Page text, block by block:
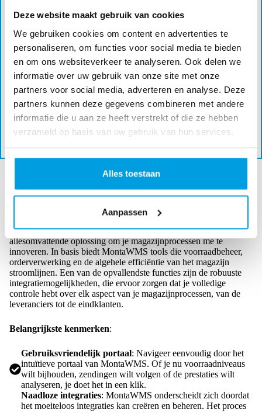
Deze website maakt gebruik van cookies
We gebruiken cookies om content en advertenties te
personaliseren, om functies voor social media te bieden
en om ons websiteverkeer te analyseren. Ook delen we
informatie over uw gebruik van onze site met onze
partners voor social media, adverteren en analyse. Deze
partners kunnen deze gegevens combineren met andere
informatie die u aan ze heeft verstrekt of die ze hebben
verzameld op basis van uw gebruik van hun services.
Alles toestaan
Aanpassen
Monta magazijnen
Ervaar MontaWMS – Begin nu met het optimaliseren
van je magazijn
Magazijnbeheersysteem: MontaWMS automatiseert je werk
MontaWMS is niet zomaar een magazijnbeheersysteem; het is een
allesomvattende oplossing om je magazijnprocessen me te
innoveren. In basis biedt MontaWMS tools die voorraadbeheer,
orderverwerking en de algehele efficiëntie van het magazijn
stroomlijnen. Een van de opvallendste functies zijn de robuuste
integratiemogelijkheden, die ervoor zorgen dat je volledige
controle hebt over elk aspect van je magazijnprocessen, van de
leveranciers tot de eindklanten.
Belangrijkste kenmerken:
Gebruiksvriendelijk portaal: Navigeer eenvoudig door het
intuïtieve portaal van MontaWMS. Of je nu voorraadniveaus
wilt bijhouden, zendingen wilt volgen of de prestaties wilt
analyseren, je doet het in een klik.
Naadloze integraties: MontaWMS onderscheidt zich doordat
het moeiteloos integraties kan creëren en beheren. Het proces